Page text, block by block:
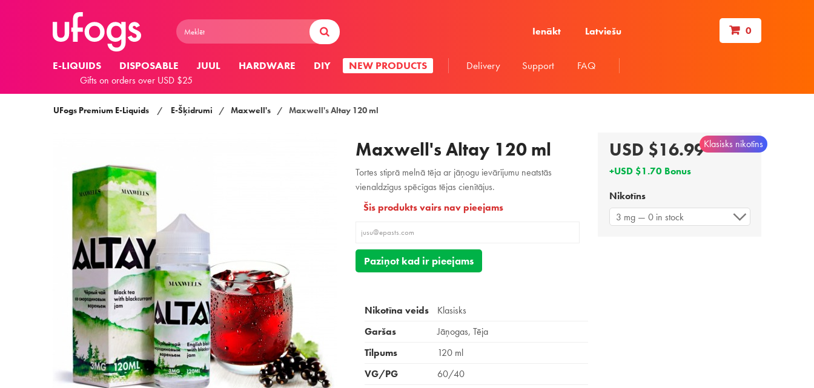
Ienākt Latviešu 0
E-LIQUIDS DISPOSABLE JUUL HARDWARE DIY NEW PRODUCTS Delivery Support FAQ
Gifts on orders over USD $25
UFogs Premium E-Liquids / E-Šķidrumi / Maxwell's / Maxwell's Altay 120 ml
Maxwell's Altay 120 ml
Tortes stiprā melnā tēja ar jāņogu ievārījumu neatstās
vienaldzīgus spēcīgas tējas cienītājus.
Šis produkts vairs nav pieejams
Paziņot kad ir pieejams
Nikotīna veids
Klasisks
Garšas
Jāņogas, Tēja
Tilpums
120 ml
VG/PG
60/40
USD $16.99
+USD $1.70 Bonus
Klasisks nikotīns
Nikotīns
3 mg — 0 in stock